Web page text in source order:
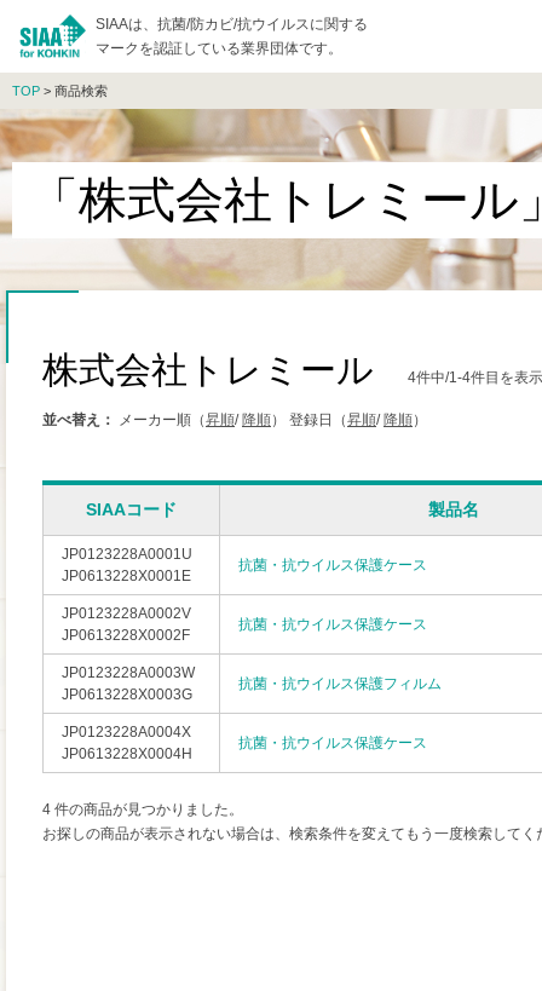
SIAAは、抗菌/防カビ/抗ウイルスに関する
マークを認証している業界団体です。
TOP > 商品検索
「株式会社トレミー
株式会社トレミール 4件中/1-4件目を表
並べ替え： メーカー順（昇順/ 降順） 登録日（昇順/ 降順）
SIAAコード 製品名
JP0123228A0001U
JP0613228X0001E
抗菌・抗ウイルス保護ケース
JP0123228A0002V
JP0613228X0002F
抗菌・抗ウイルス保護ケース
JP0123228A0003W
JP0613228X0003G
抗菌・抗ウイルス保護フィルム
JP0123228A0004X
JP0613228X0004H
抗菌・抗ウイルス保護ケース
4 件の商品が見つかりました。
お探しの商品が表示されない場合は、検索条件を変えてもう一度検索してく